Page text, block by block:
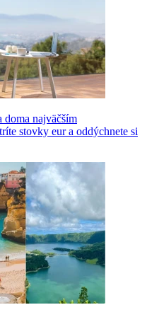
doma najväčším
stovky eur a oddýchnete si